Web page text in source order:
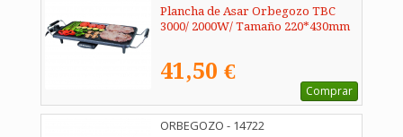
Plancha de Asar Orbegozo TBC
3000/ 2000W/ Tamaño 220*430mm
41,50 €
Comprar
ORBEGOZO - 14722